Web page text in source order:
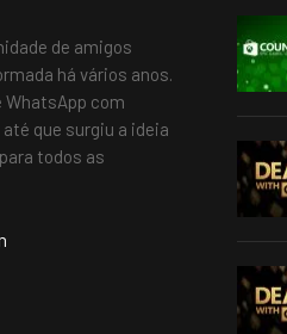
de amigos
há vários anos.
WhatsApp com
que surgiu a ideia
todos as